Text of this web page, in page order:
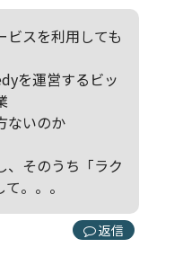
ビスを利用しても
を運営するビッ
ないのか
、そのうち「ラク
。。。
返信